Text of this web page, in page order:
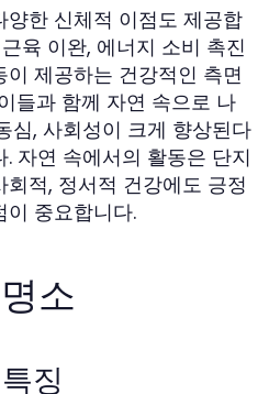
한 신체적 이점도 제공합
육 이완, 에너지 소비 촉진
제공하는 건강적인 측면
들과 함께 자연 속으로 나
심, 사회성이 크게 향상된다
자연 속에서의 활동은 단지
적, 정서적 건강에도 긍정
이 중요합니다.
소
징